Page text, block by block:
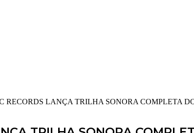
RECORDS LANÇA TRILHA SONORA COMPLETA